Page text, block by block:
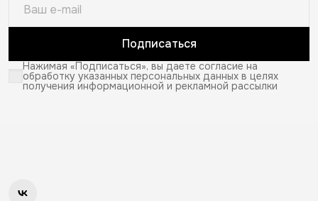
Подписаться
Нажимая «Подписаться», вы даете согласие на
обработку указанных персональных данных в целях
получения информационной и рекламной рассылки